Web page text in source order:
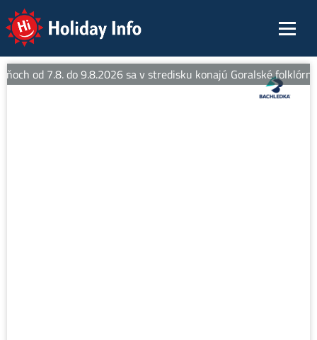
Holiday Info
od 7.8. do 9.8.2026 sa v stredisku konajú Goralské